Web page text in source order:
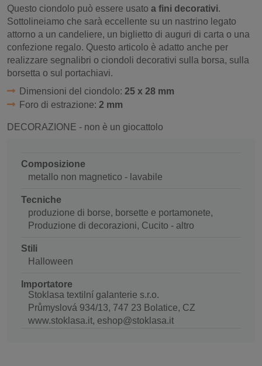
Questo ciondolo può essere usato a fini decorativi.
Sottolineiamo che sarà eccellente su un nastrino legato
attorno a un candeliere, un biglietto di auguri di carta o una
confezione regalo. Questo articolo è adatto anche per
realizzare segnalibri o ciondoli decorativi sulla borsa, sulla
borsetta o sul portachiavi.
Dimensioni del ciondolo: 25 x 28 mm
Foro di estrazione: 2 mm
DECORAZIONE - non è un giocattolo
Composizione
metallo non magnetico - lavabile
Tecniche
produzione di borse, borsette e portamonete,
Produzione di decorazioni, Cucito - altro
Stili
Halloween
Importatore
Stoklasa textilní galanterie s.r.o.
Průmyslová 934/13, 747 23 Bolatice, CZ
www.stoklasa.it, eshop@stoklasa.it